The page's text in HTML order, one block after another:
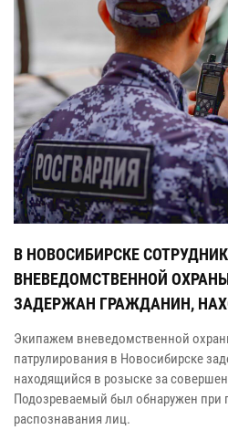
В НОВОСИБИРСКЕ
ВНЕВЕДОМСТВЕННОЙ
ЗАДЕРЖАН ГРАЖДАНИН,
Экипажем вневедомственной
патрулирования в Новосибирске
находящийся в розыске за
Подозреваемый был обнаружен
распознавания лиц.